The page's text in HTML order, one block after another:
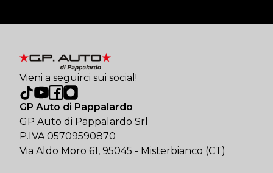
Vieni a seguirci sui social!
GP Auto di Pappalardo
GP Auto di Pappalardo Srl
P.IVA 05709590870
Via Aldo Moro 61, 95045 - Misterbianco (CT)